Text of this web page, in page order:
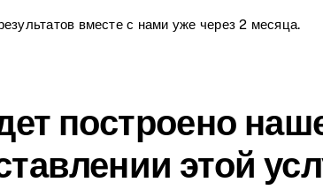
вместе с нами уже через 2 месяца.
построено
этой